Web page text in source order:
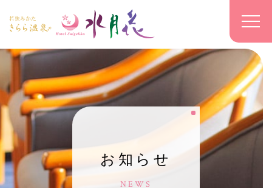
お知らせ
NEWS